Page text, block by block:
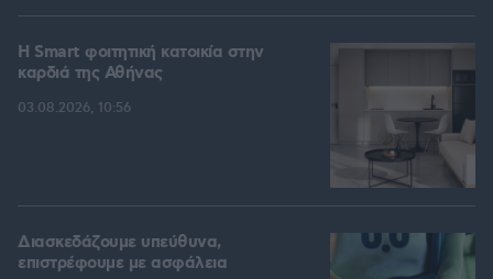
Η Smart φοιτητική κατοικία στην
καρδιά της Αθήνας
03.08.2026, 10:56
Διασκεδάζουμε υπεύθυνα,
επιστρέφουμε με ασφάλεια